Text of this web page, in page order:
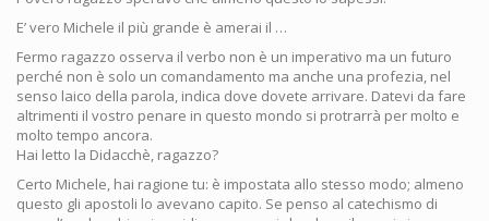
E’ vero Michele il più grande è amerai il …
Fermo ragazzo osserva il verbo non è un imperativo ma un futuro
perché non è solo un comandamento ma anche una profezia, nel
senso laico della parola, indica dove dovete arrivare. Datevi da fare
altrimenti il vostro penare in questo mondo si protrarrà per molto e
molto tempo ancora.
Hai letto la Didacchè, ragazzo?
Certo Michele, hai ragione tu: è impostata allo stesso modo; almeno
questo gli apostoli lo avevano capito. Se penso al catechismo di